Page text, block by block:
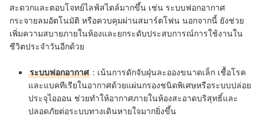
สะดวกและตอบโจทย์ไลฟ์สไตล์มากขึ้น เช่น ระบบฟอกอากาศ
กระจายลมอัตโนมัติ หรือควบคุมผ่านสมาร์ตโฟน นอกจากนี้ ยังช่วย
เพิ่มความสบายภายในห้องและยกระดับประสบการณ์การใช้งานใน
ชีวิตประจำวันอีกด้วย
ระบบฟอกอากาศ : เน้นการดักจับฝุ่นละอองขนาดเล็ก เชื้อโรค
และแบคทีเรียในอากาศด้วยแผ่นกรองชนิดพิเศษหรือระบบปล่อย
ประจุไอออน ช่วยทำให้อากาศภายในห้องสะอาดบริสุทธิ์และ
ปลอดภัยต่อระบบทางเดินหายใจมากยิ่งขึ้น